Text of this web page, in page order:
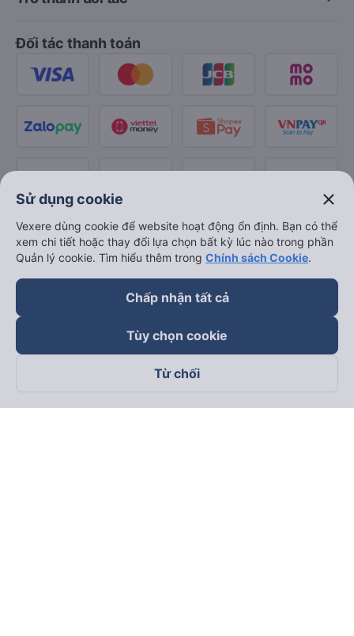
Đối tác thanh toán
Theo dõi chúng tôi trên
Sử dụng cookie close
Vexere dùng cookie để website hoạt động ổn định. Bạn có thể
xem chi tiết hoặc thay đổi lựa chọn bất kỳ lúc nào trong phần
Quản lý cookie. Tìm hiểu thêm trong Chính sách Cookie.
Chấp nhận tất cả
Tùy chọn cookie
Từ chối